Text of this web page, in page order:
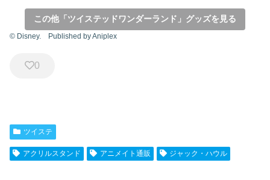
この他「ツイステッドワンダーランド」グッズを見る
© Disney. Published by Aniplex
0
ツイステ
アクリルスタンド アニメイト通販 ジャック・ハウル